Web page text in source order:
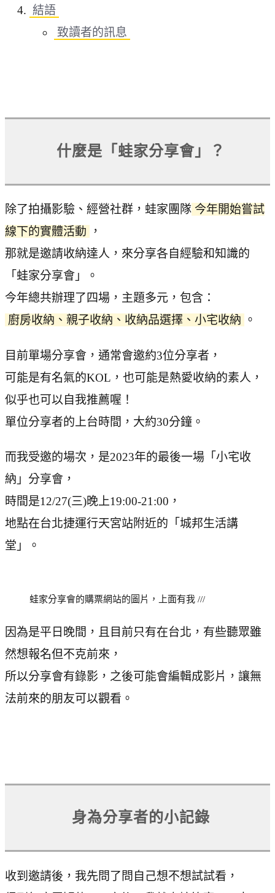
結語
致讀者的訊息
什麼是「蛙家分享會」？
除了拍攝影驗、經營社群，蛙家團隊 今年開始嘗試
線下的實體活動
，
那就是邀請收納達人，來分享各自經驗和知識的
「蛙家分享會」。
今年總共辦理了四場，主題多元，包含：
廚房收納、親子收納、收納品選擇、小宅收納 。
目前單場分享會，通常會邀約3位分享者，
可能是有名氣的KOL，也可能是熱愛收納的素人，
似乎也可以自我推薦喔！
單位分享者的上台時間，大約30分鐘。
而我受邀的場次，是2023年的最後一場「小宅收
納」分享會，
時間是12/27(三)晚上19:00-21:00，
地點在台北捷運行天宮站附近的「城邦生活講
堂」。
蛙家分享會的購票網站的圖片，上面有我 ///
因為是平日晚間，且目前只有在台北，有些聽眾雖
然想報名但不克前來，
所以分享會有錄影，之後可能會編輯成影片，讓無
法前來的朋友可以觀看。
身為分享者的小記錄
收到邀請後，我先問了問自己想不想試試看，